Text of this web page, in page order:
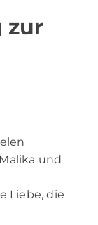
zur
und
Liebe, die